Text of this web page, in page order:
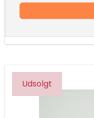
Udsolgt